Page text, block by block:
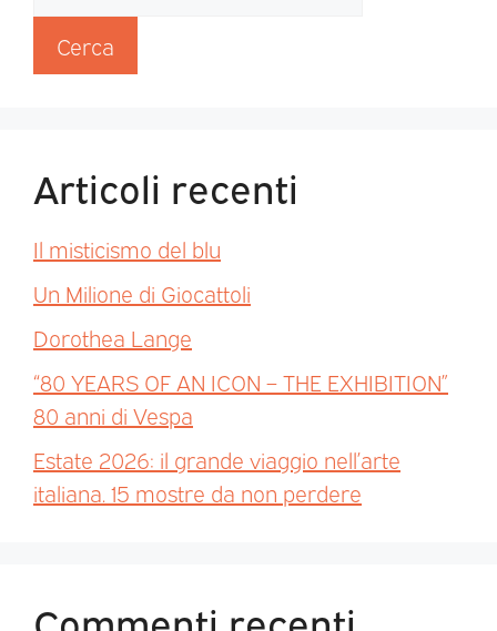
Cerca
Articoli recenti
Il misticismo del blu
Un Milione di Giocattoli
Dorothea Lange
“80 YEARS OF AN ICON – THE EXHIBITION”
80 anni di Vespa
Estate 2026: il grande viaggio nell’arte
italiana. 15 mostre da non perdere